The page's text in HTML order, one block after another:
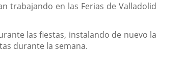
trabajando en las Ferias de Valladolid
las fiestas, instalando de nuevo la
durante la semana.